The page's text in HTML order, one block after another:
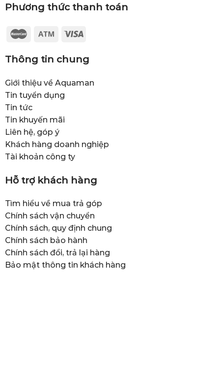
Phương thức thanh toán
Thông tin chung
Giới thiệu về Aquaman
Tin tuyển dụng
Tin tức
Tin khuyến mãi
Liên hệ, góp ý
Khách hàng doanh nghiệp
Tài khoản công ty
Hỗ trợ khách hàng
Tìm hiểu về mua trả góp
Chính sách vận chuyển
Chính sách, quy định chung
Chính sách bảo hành
Chính sách đổi, trả lại hàng
Bảo mật thông tin khách hàng